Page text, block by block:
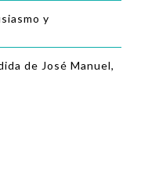
y
de José Manuel,